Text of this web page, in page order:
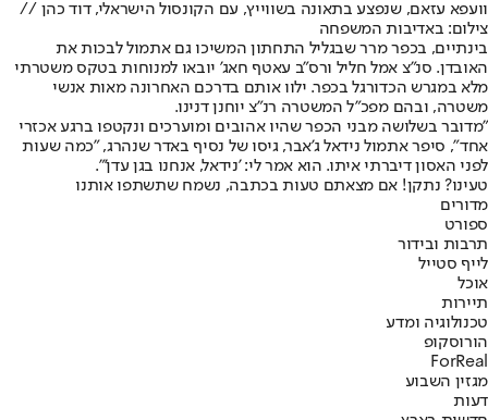
וועפא עזאם, שנפצע בתאונה בשווייץ, עם הקונסול הישראלי, דוד כהן //
צילום: באדיבות המשפחה
בינתיים, בכפר מרר שבגליל התחתון המשיכו גם אתמול לבכות את
האובדן. סנ"צ אמל חליל ורס"ב עאטף חאג' יובאו למנוחות בטקס משטרתי
מלא במגרש הכדורגל בכפר. ילוו אותם בדרכם האחרונה מאות אנשי
משטרה, ובהם מפכ"ל המשטרה רנ"צ יוחנן דנינו.
"מדובר בשלושה מבני הכפר שהיו אהובים ומוערכים ונקטפו ברגע אכזרי
אחד", סיפר אתמול נידאל ג'אבר, גיסו של נסיף באדר שנהרג, "כמה שעות
לפני האסון דיברתי איתו. הוא אמר לי: 'נידאל, אנחנו בגן עדן'".
טעינו? נתקן! אם מצאתם טעות בכתבה, נשמח שתשתפו אותנו
מדורים
ספורט
תרבות ובידור
לייף סטייל
אוכל
תיירות
טכנולוגיה ומדע
הורוסקופ
ForReal
מגזין השבוע
דעות